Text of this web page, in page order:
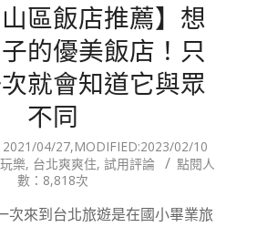
山區飯店推薦】想
的優美飯店！只
就會知道它與眾
不同
2021/04/27,MODIFIED:2023/02/10
樂, 台北爽爽住, 試用評論
點閱人
數：8,818次
次來到台北旅遊是在國小畢業旅